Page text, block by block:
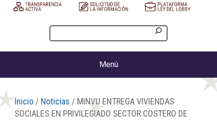
Menú
Inicio / Noticias / MINVU ENTREGA VIVIENDAS
SOCIALES EN PRIVILEGIADO SECTOR COSTERO DE